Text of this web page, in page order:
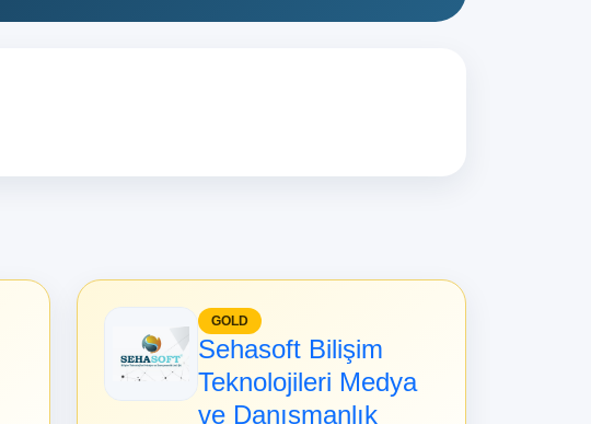
GOLD
Sehasoft Bilişim
Teknolojileri Medya
ve Danışmanlık